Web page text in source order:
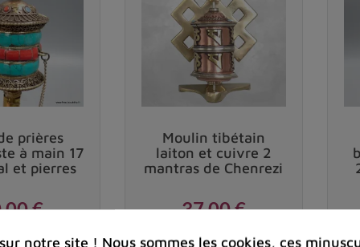
à l'extérieur du cylindre, cemantra sacré
invoque
une rotation fluide du moulin spirituel
demi-lune, il doit maintenir le moulin à prières
tibétains ils protègent et soutiennent le
tibétain
par les pratiquants et sympathisants
prières
à main 17
et pierres
€
Moulin tibétain
laiton et cuivre 2
mantras de Chenrezi
Prix
37,00 €
notre site ! Nous sommes les cookies, ces